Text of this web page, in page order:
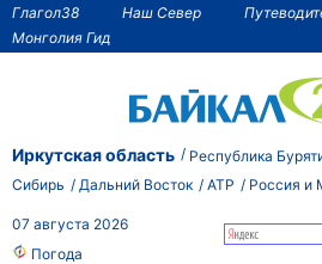
Глагол38 Наш Север
Монголия Гид
Иркутская область Республика
Сибирь
Дальний Восток АТР Россия и
07 августа 2026
Погода